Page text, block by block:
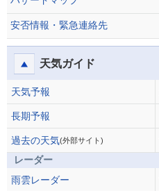
安否情報・緊急連絡先
天気ガイド
天気予報
長期予報
過去の天気(外部サイト)
レーダー
雨雲レーダー